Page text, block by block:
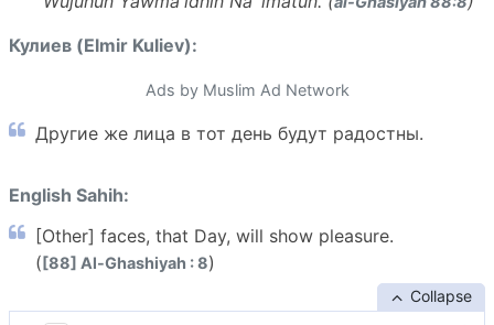
Кулиев (Elmir Kuliev):
Ads by Muslim Ad Network
Другие же лица в тот день будут радостны.
English Sahih:
[Other] faces, that Day, will show pleasure.
([88] Al-Ghashiyah : 8)
Collapse